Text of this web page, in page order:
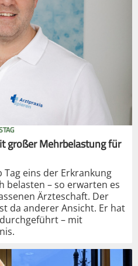
großer Mehrbelastung für
Tag eins der Erkrankung
belasten – so erwarten es
Ärzteschaft. Der
da anderer Ansicht. Er hat
– mit